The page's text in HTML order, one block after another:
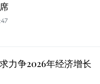
力争2026年经济增长